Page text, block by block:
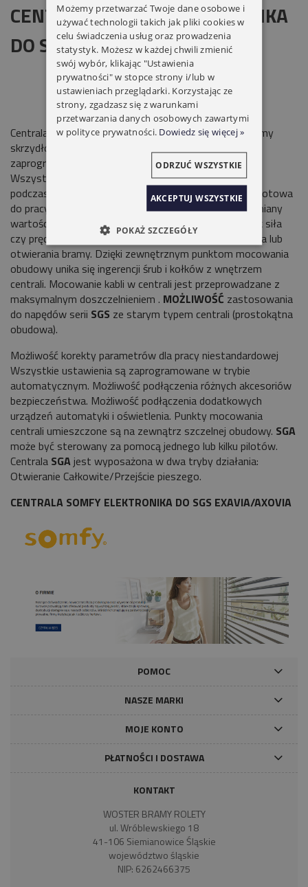
CENTRALA SOMFY ELEKTRONIKA
DO SGS EXAVIA/AXOVIA
Centrala radiowaRTSdo sterowania napędami dla bramy
skrzydłowej. Centrala
SGS SOMFYpozwala na
zaprogramowanie bramy w trybie automatycznym.
Wszystkie ustawienia wykonywane są automatycznie
podczas uruchomienia trybu nauczania i centrala jest gotowa
do pracy. Dla niestandardowej pracy jest możliwość zmiany
wartości automatycznie ustawionych parametrów, jak siła
czy prędkość każdego z siłowników podczas zamykania lub
otwierania bramy. Dzięki zewnętrznym punktom mocowania
obudowy unika się ingerencji śrub i kołków z wnętrzem
centrali. Mocowanie kabli w centrali jest przeprowadzane z
maksymalnym doszczelnieniem . MOŻLIWOŚĆ zastosowania
do napędów serii SGS ze starym typem centrali (prostokątna
obudowa).
Możliwość korekty parametrów dla pracy niestandardowej
Wszystkie ustawienia są zaprogramowane w trybie
automatycznym. Możliwość podłączenia różnych akcesoriów
bezpieczeństwa. Możliwość podłączenia dodatkowych
urządzeń automatyki i oświetlenia. Punkty mocowania
centrali umieszczone są na zewnątrz szczelnej obudowy. SGA
może być sterowany za pomocą jednego lub kilku pilotów.
Centrala SGAjest wyposażona w dwa tryby działania:
Otwieranie Całkowite/Przejście pieszego.
CENTRALA SOMFY ELEKTRONIKA DO SGS EXAVIA/AXOVIA
POMOC
NASZE MARKI
MOJE KONTO
PŁATNOŚCI I DOSTAWA
KONTAKT
WOSTER BRAMY ROLETY
ul. Wróblewskiego 18
41-106 Siemianowice Śląskie
województwo śląskie
NIP: 6262466375
Możemy przetwarzać Twoje dane osobowe i
używać technologii takich jak pliki cookies w
celu świadczenia usług oraz prowadzenia
statystyk. Możesz w każdej chwili zmienić
swój wybór, klikając "Ustawienia
prywatności" w stopce strony i/lub w
ustawieniach przeglądarki. Korzystając ze
strony, zgadzasz się z warunkami
przetwarzania danych osobowych zawartymi
w polityce prywatności. Dowiedz się więcej »
AKCEPTUJ WSZYSTKIE
ODRZUĆ WSZYSTKIE
POKAŻ SZCZEGÓŁY